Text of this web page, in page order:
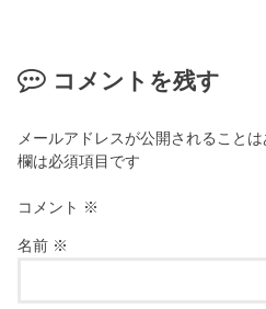
コメントを残す
メールアドレスが公開されることは
欄は必須項目です
コメント ※
名前 ※